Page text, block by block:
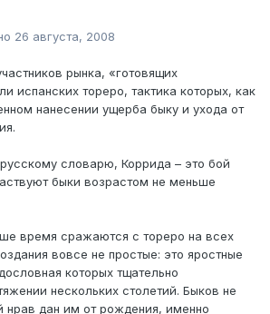
26 августа, 2008
рынка, «готовящих
испанских тореро, тактика которых, как
нанесении ущерба быку и ухода от
словарю, Коррида – это бой
быки возрастом не меньше
время сражаются с тореро на всех
вовсе не простые: это яростные
которых тщательно
нескольких столетий. Быков не
нрав дан им от рождения, именно